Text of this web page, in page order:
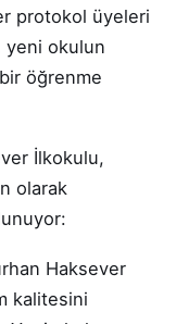
protokol üyeleri
yeni okulun
öğrenme
İlkokulu,
olarak
Haksever
kalitesini